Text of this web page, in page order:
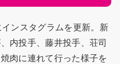
ンスタグラムを更新。新
内投手、藤井投手、荘司
肉に連れて行った様子を